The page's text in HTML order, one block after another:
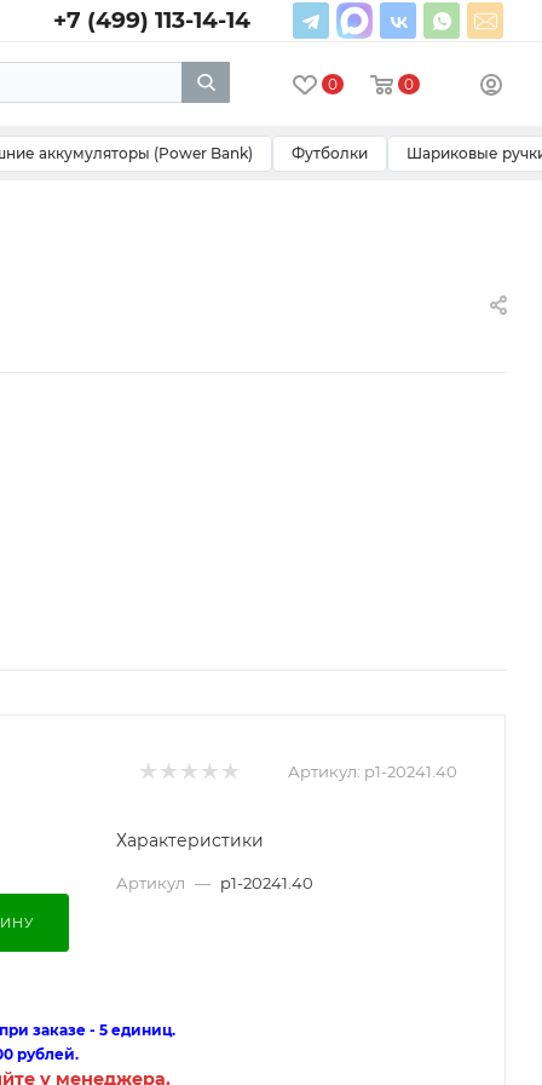
+7 (499) 113-14-14
0 0
аккумуляторы (Power Bank) Футболки Шариковые
Артикул: p1-20241.40
Характеристики
Артикул — p1-20241.40
заказе - 5 единиц.
рублей.
у менеджера.